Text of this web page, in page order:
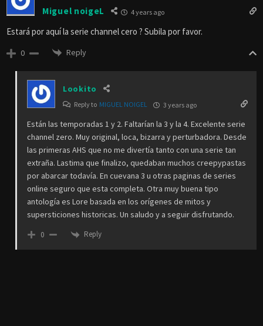
Miguel noigeL 4 years ago
Estará por aquí la serie channel cero ? Subila por favor.
0 Reply
Lookito
Reply to MIGUEL NOIGEL 3 years ago
Están las temporadas 1 y 2. Faltarían la 3 y la 4. Excelente serie
channel zero. Muy original, loca, bizarra y perturbadora. Desde
las primeras AHS que no me divertía tanto con una serie tan
extraña. Lastima que finalizo, quedaban muchos creepypastas
por abarcar todavía. En cuevana 3 u otras paginas de series
online seguro que esta completa. Otra muy buena tipo
antología es Lore basada en los orígenes de mitos y
supersticiones historicas. Un saludo y a seguir disfrutando.
0 Reply